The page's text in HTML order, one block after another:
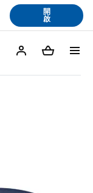
開
啟